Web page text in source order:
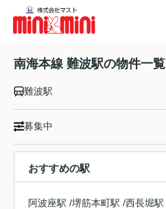
南海本線 難波駅の物件一覧
難波駅
募集中
おすすめの駅
阿波座駅 /堺筋本町駅 /西長堀駅